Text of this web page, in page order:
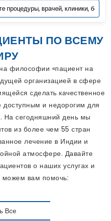
ПО ВСЕМУ
философии «пациент на
организацией в сфере
сделать качественное
доступным и недорогим для
На сегодняшний день мы
из более чем 55 стран
лечение в Индии и
атмосфере. Давайте
о наших услугах и
можем вам помочь:
Все